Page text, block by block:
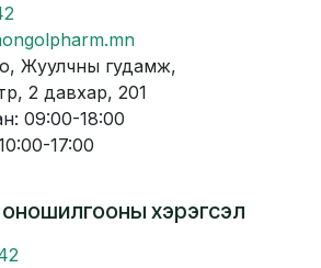
Жуулчны гудамж,
2 давхар, 201
09:00-18:00
17:00
хэрэгсэл